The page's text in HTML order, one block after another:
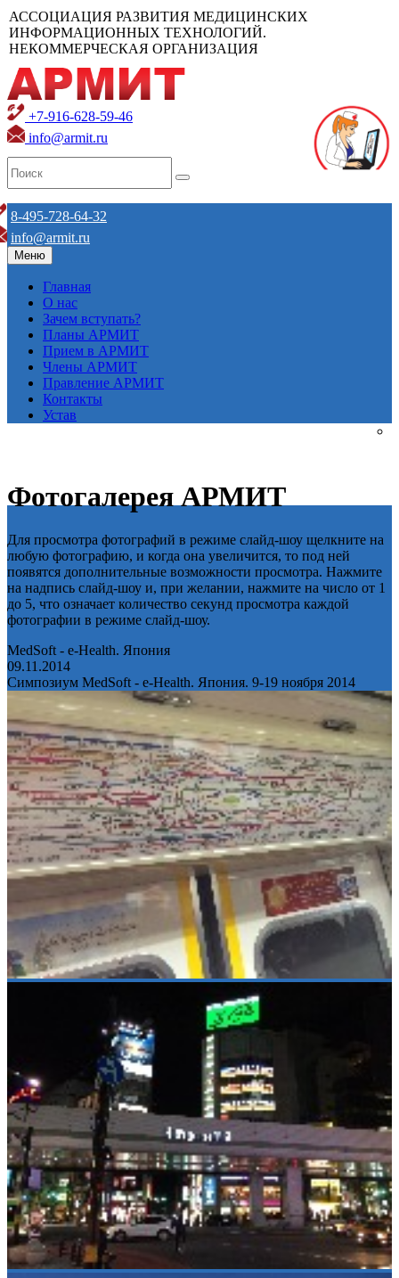
АССОЦИАЦИЯ РАЗВИТИЯ МЕДИЦИНСКИХ
ИНФОРМАЦИОННЫХ ТЕХНОЛОГИЙ.
НЕКОММЕРЧЕСКАЯ ОРГАНИЗАЦИЯ
+7-916-628-59-46
info@armit.ru
8-495-728-64-32
info@armit.ru
Меню
Главная
О нас
Зачем вступать?
Планы АРМИТ
Прием в АРМИТ
Члены АРМИТ
Правление АРМИТ
Контакты
Устав
Фотогалерея АРМИТ
Для просмотра фотографий в режиме слайд-шоу щелкните на
любую фотографию, и когда она увеличится, то под ней
появятся дополнительные возможности просмотра. Нажмите
на надпись слайд-шоу и, при желании, нажмите на число от 1
до 5, что означает количество секунд просмотра каждой
фотографии в режиме слайд-шоу.
MedSoft - e-Health. Япония
09.11.2014
Симпозиум MedSoft - e-Health. Япония. 9-19 ноября 2014